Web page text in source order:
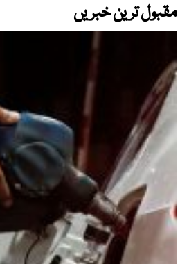
مقبول ترین خبریں